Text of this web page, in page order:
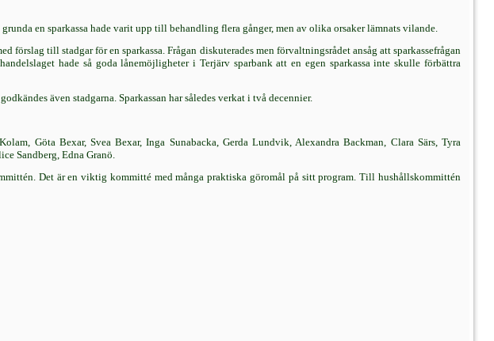
en sparkassa hade varit upp till behandling flera gånger, men av olika orsaker lämnats vilande.
till stadgar för en sparkassa. Frågan diskuterades men förvaltningsrådet ansåg att sparkassefrågan
hade så goda lånemöjligheter i Terjärv sparbank att en egen sparkassa inte skulle förbättra
även stadgarna. Sparkassan har således verkat i två decennier.
Göta Bexar, Svea Bexar, Inga Sunabacka, Gerda Lundvik, Alexandra Backman, Clara Särs, Tyra
Sandberg, Edna Granö.
Det är en viktig kommitté med många praktiska göromål på sitt program. Till hushållskommittén